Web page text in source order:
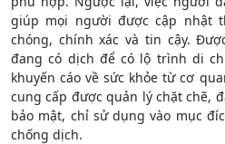
giúp mọi người được cập nhật
chóng, chính xác và tin cậy.
đang có dịch để có lộ trình di
khuyến cáo về sức khỏe từ cơ
cung cấp được quản lý chặt chẽ,
bảo mật, chỉ sử dụng vào mục
chống dịch.